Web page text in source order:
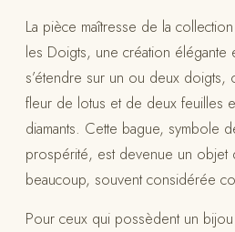
La pièce maîtresse de la
les Doigts, une création élégante
s’étendre sur un ou deux doigts,
fleur de lotus et de deux feuilles
diamants. Cette bague, symbole
prospérité, est devenue un
beaucoup, souvent considérée
Pour ceux qui possèdent un